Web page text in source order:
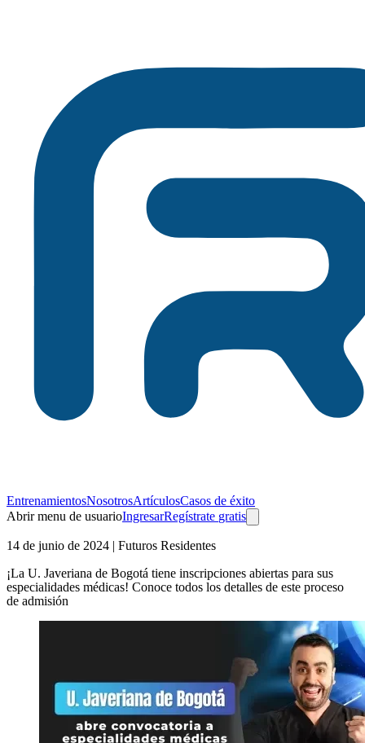
EntrenamientosNosotrosArtículosCasos de éxito
Abrir menu de usuarioIngresarRegístrate gratis
14 de junio de 2024 | Futuros Residentes
¡La U. Javeriana de Bogotá tiene inscripciones abiertas para sus
especialidades médicas! Conoce todos los detalles de este proceso
de admisión